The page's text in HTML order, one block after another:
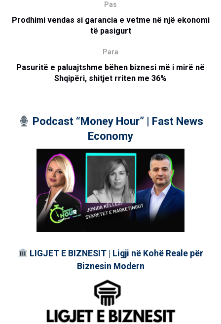
Pas
Prodhimi vendas si garancia e vetme në një ekonomi
të pasigurt
Para
Pasuritë e paluajtshme bëhen biznesi më i mirë në
Shqipëri, shitjet rriten me 36%
Podcast “Money Hour” | Fast News
Economy
LIGJET E BIZNESIT | Ligji në Kohë Reale për
Biznesin Modern